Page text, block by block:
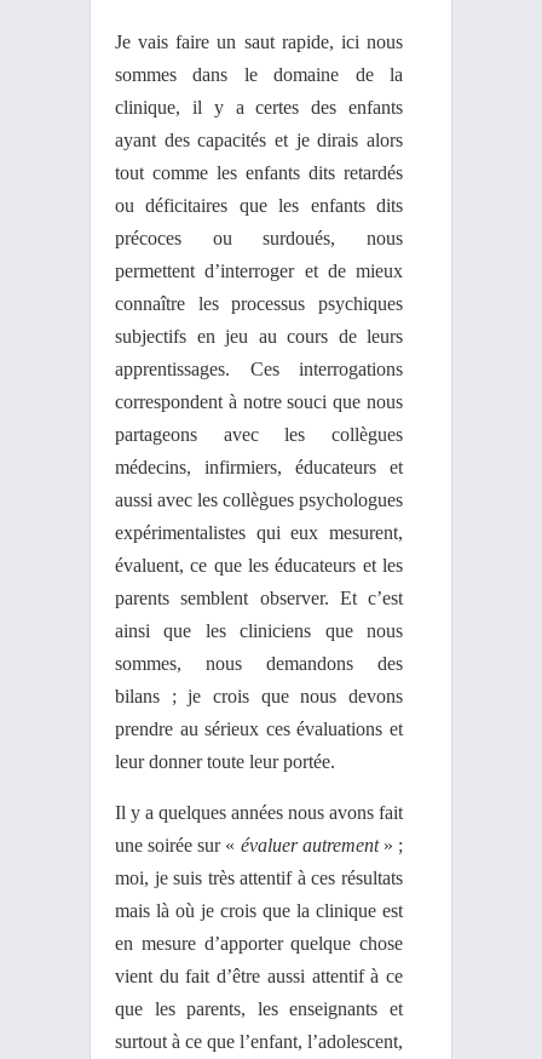
Je vais faire un saut rapide, ici nous
sommes dans le domaine de la
clinique, il y a certes des enfants
ayant des capacités et je dirais alors
tout comme les enfants dits retardés
ou déficitaires que les enfants dits
précoces ou surdoués, nous
permettent d’interroger et de mieux
connaître les processus psychiques
subjectifs en jeu au cours de leurs
apprentissages. Ces interrogations
correspondent à notre souci que nous
partageons avec les collègues
médecins, infirmiers, éducateurs et
aussi avec les collègues psychologues
expérimentalistes qui eux mesurent,
évaluent, ce que les éducateurs et les
parents semblent observer. Et c’est
ainsi que les cliniciens que nous
sommes, nous demandons des
bilans ; je crois que nous devons
prendre au sérieux ces évaluations et
leur donner toute leur portée.
Il y a quelques années nous avons fait
une soirée sur « évaluer autrement » ;
moi, je suis très attentif à ces résultats
mais là où je crois que la clinique est
en mesure d’apporter quelque chose
vient du fait d’être aussi attentif à ce
que les parents, les enseignants et
surtout à ce que l’enfant, l’adolescent,